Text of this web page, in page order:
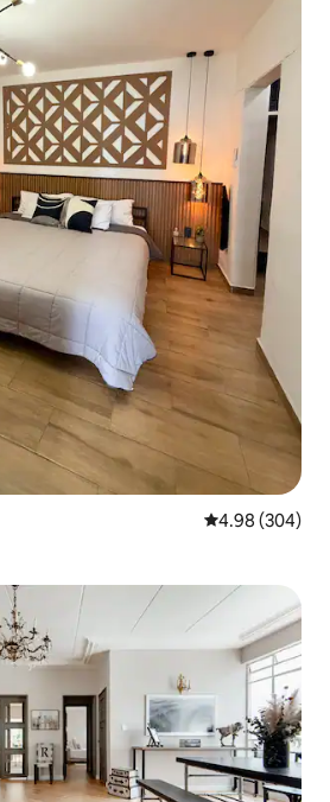
औसत रेटिंग 5 में से
4.98 (304)